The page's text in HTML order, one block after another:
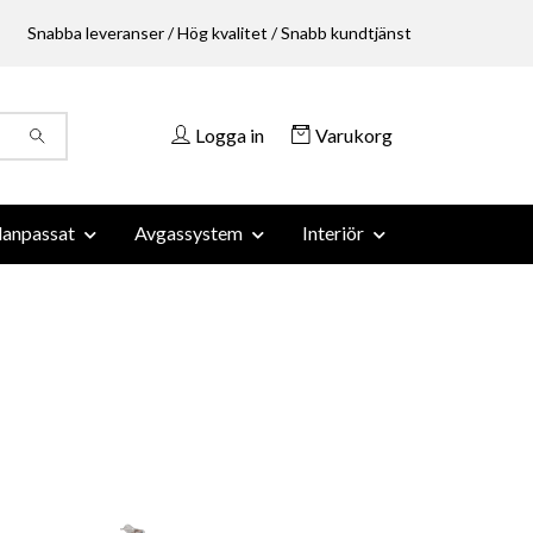
Snabba leveranser / Hög kvalitet / Snabb kundtjänst
Logga in Varukorg
Avgassystem Interiör